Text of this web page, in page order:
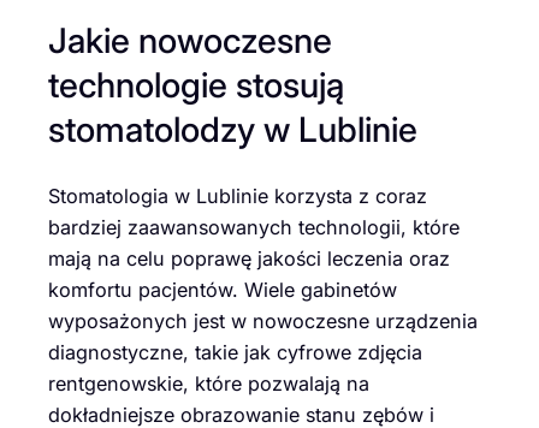
Jakie nowoczesne
technologie stosują
stomatolodzy w Lublinie
Stomatologia w Lublinie korzysta z coraz
bardziej zaawansowanych technologii, które
mają na celu poprawę jakości leczenia oraz
komfortu pacjentów. Wiele gabinetów
wyposażonych jest w nowoczesne urządzenia
diagnostyczne, takie jak cyfrowe zdjęcia
rentgenowskie, które pozwalają na
dokładniejsze obrazowanie stanu zębów i